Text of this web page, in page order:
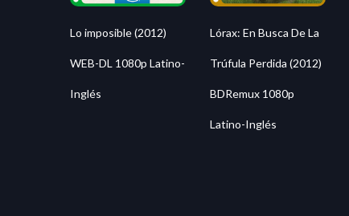
Lo imposible (2012)
WEB-DL 1080p Latino-
Inglés
Lórax: En Busca De La
Trúfula Perdida (2012)
BDRemux 1080p
Latino-Inglés